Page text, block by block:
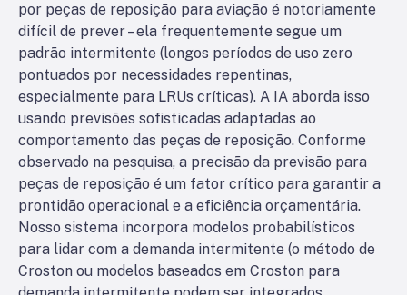
por peças de reposição para aviação é notoriamente
difícil de prever – ela frequentemente segue um
padrão intermitente (longos períodos de uso zero
pontuados por necessidades repentinas,
especialmente para LRUs críticas). A IA aborda isso
usando previsões sofisticadas adaptadas ao
comportamento das peças de reposição. Conforme
observado na pesquisa, a precisão da previsão para
peças de reposição é um fator crítico para garantir a
prontidão operacional e a eficiência orçamentária.
Nosso sistema incorpora modelos probabilísticos
para lidar com a demanda intermitente (o método de
Croston ou modelos baseados em Croston para